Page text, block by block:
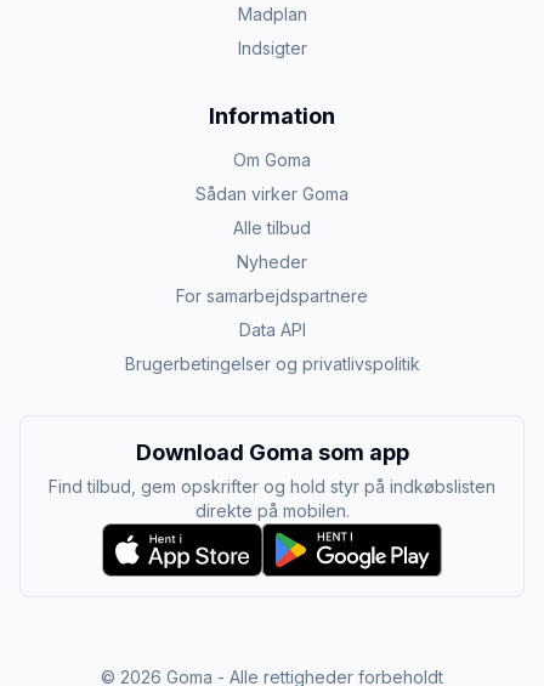
Madplan
Indsigter
Information
Om Goma
Sådan virker Goma
Alle tilbud
Nyheder
For samarbejdspartnere
Data API
Brugerbetingelser og privatlivspolitik
Download Goma som app
Find tilbud, gem opskrifter og hold styr på indkøbslisten
direkte på mobilen.
© 2026 Goma - Alle rettigheder forbeholdt